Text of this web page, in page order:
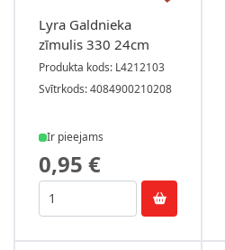
Lyra Galdnieka
zīmulis 330 24cm
Produkta kods: L4212103
Svītrkods: 4084900210208
Ir pieejams
0,95 €